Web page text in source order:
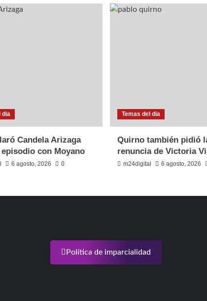
dia
Candela Arizaga
con Moyano
6 agosto, 2026 0
Temas del dia
Quirno también pidió
renuncia de Victoria
m24digital 6 agosto, 2026
Política de imparcialidad